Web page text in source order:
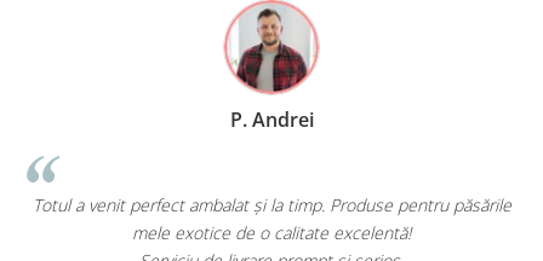
P. Andrei
Totul a venit perfect ambalat și la timp. Produse pentru păsările
mele exotice de o calitate excelentă!